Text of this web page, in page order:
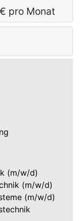
pro Monat
(m/w/d)
(m/w/d)
(m/w/d)